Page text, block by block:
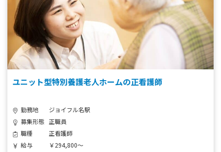
ユニット型特別養護老人ホームの正看護師
勤務地
ジョイフル名駅
募集形態 正職員
職種
正看護師
給与
￥294,800～